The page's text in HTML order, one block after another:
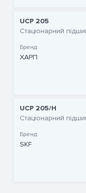
UCP 205
Стаціонарний
Бренд:
ХАРП
UCP 205/H
Стаціонарний
Бренд:
SKF